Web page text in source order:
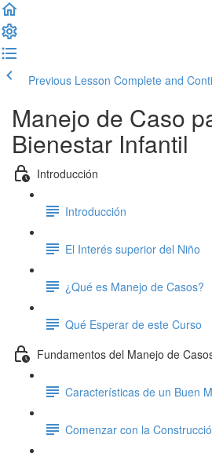
Previous Lesson Complete and
Manejo de Caso
Bienestar Infantil
Introducción
Introducción
El Interés superior del Niño
¿Qué es Manejo de Casos?
Qué Esperar de este Curso
Fundamentos del Manejo de
Características de un Buen
Comenzar con la